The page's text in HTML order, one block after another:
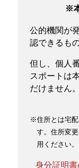
※
公的機関が
認できるも
但し、個人
スポートは
だけません。
※住所とは宅配
す。住所変
用ください。
身分証明